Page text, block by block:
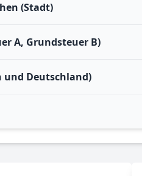
(Stadt)
A, Grundsteuer B)
und Deutschland)